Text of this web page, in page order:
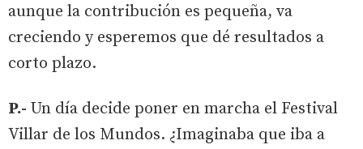
aunque la contribución es pequeña, va
creciendo y esperemos que dé resultados a
corto plazo.
P.- Un día decide poner en marcha el Festival
Villar de los Mundos. ¿Imaginaba que iba a